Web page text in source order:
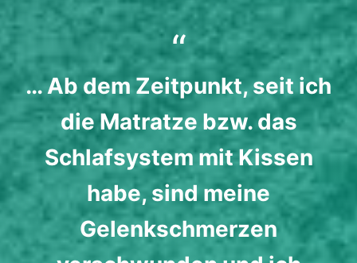
… Ab dem Zeitpunkt, seit ich
die Matratze bzw. das
Schlafsystem mit Kissen
habe, sind meine
Gelenkschmerzen